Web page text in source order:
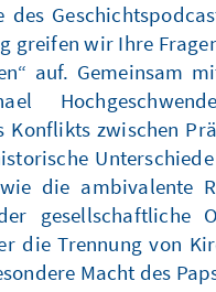
des
greifen wir Ihre
auf. Gemeinsam
Konflikts zwischen
die ambivalente
gesellschaftliche
die Trennung von
Macht des